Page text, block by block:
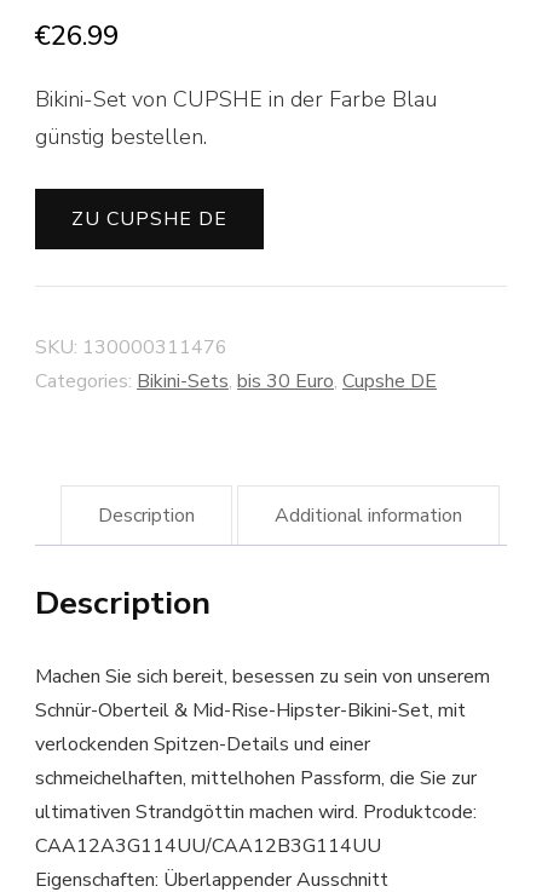
€26.99
Bikini-Set von CUPSHE in der Farbe Blau
günstig bestellen.
ZU CUPSHE DE
SKU: 130000311476
Categories: Bikini-Sets, bis 30 Euro, Cupshe DE
Description Additional information
Description
Machen Sie sich bereit, besessen zu sein von unserem
Schnür-Oberteil & Mid-Rise-Hipster-Bikini-Set, mit
verlockenden Spitzen-Details und einer
schmeichelhaften, mittelhohen Passform, die Sie zur
ultimativen Strandgöttin machen wird. Produktcode:
CAA12A3G114UU/CAA12B3G114UU
Eigenschaften: Überlappender Ausschnitt